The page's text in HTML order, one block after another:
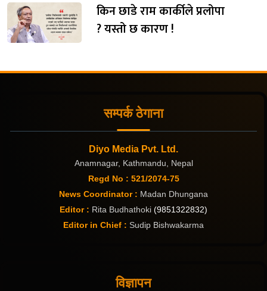
किन छाडे राम कार्कीले प्रलोपा
? यस्तो छ कारण !
सम्पर्क ठेगाना
Diyo Media Pvt. Ltd.
Anamnagar, Kathmandu, Nepal
Regd No : 521/2074-75
News Coordinator : Madan Dhungana
Editor : Rita Budhathoki (9851322832)
Editor in Chief : Sudip Bishwakarma
विज्ञापन